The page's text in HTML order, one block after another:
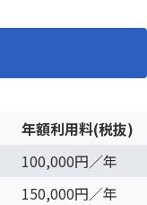
年額利用料(税抜)
100,000円／年
150,000円／年